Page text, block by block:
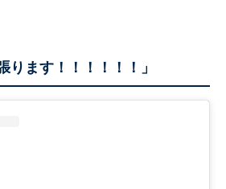
ります！！！！！！」